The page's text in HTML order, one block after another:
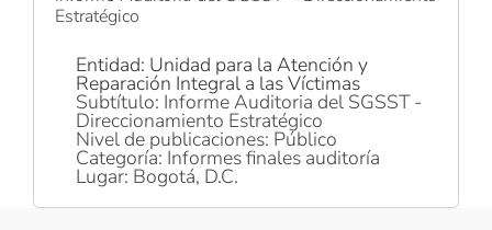
Estratégico
Entidad: Unidad para la Atención y
Reparación Integral a las Víctimas
Subtítulo: Informe Auditoria del SGSST -
Direccionamiento Estratégico
Nivel de publicaciones: Público
Categoría: Informes finales auditoría
Lugar: Bogotá, D.C.